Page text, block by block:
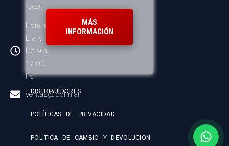
5345
Horario:
L a V
De 9 a
17:00
hs.
ventas@bohn.ar
MÁS
INFORMACIÓN
DISTRIBUIDORES
POLÍTICAS DE PRIVACIDAD
POLÍTICA DE CAMBIO Y DEVOLUCIÓN